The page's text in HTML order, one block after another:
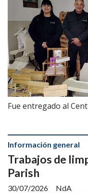
Fue entregado al
Trabajos de
Parish
NdA
Información general
30/07/2026